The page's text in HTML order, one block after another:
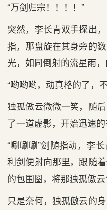
“万剑归宗！！！！”
突然，李长青双手探出
指，那盘旋在其身旁的
光，如同倒射的流星雨，
“哟哟哟，动真格的了，
独孤傲云微微一笑，随
了一道虚影，开始迅速的
“唰唰唰”剑随指动，李
利剑便射向那里，跟随
的包围圈，将那独孤傲云
只是奈何，独孤傲云的